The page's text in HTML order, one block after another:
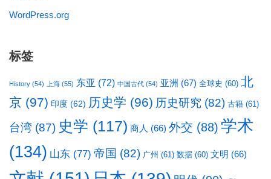
WordPress.org
标签
History (54) 上海 (55) 东亚 (72) 中国古代 (54) 亚洲 (67) 全球史 (60) 北
京 (97) 印度 (62) 历史学 (96) 历史研究 (82) 古籍 (61)
台湾 (87) 史学 (117) 商人 (66) 外交 (88) 学术
(134) 山东 (77) 帝国 (82) 广州 (61) 数据 (60) 文明 (66)